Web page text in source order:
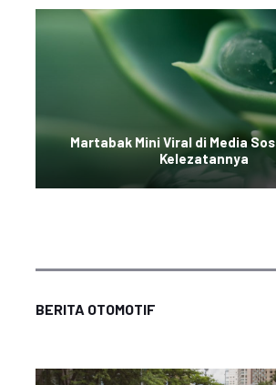
Martabak Mini Viral di Media
Kelezatannya
BERITA OTOMOTIF